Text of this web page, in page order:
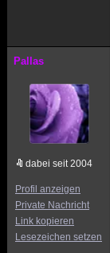
Pallas
dabei seit 2004
Profil anzeigen
Private Nachricht
Link kopieren
Lesezeichen setzen